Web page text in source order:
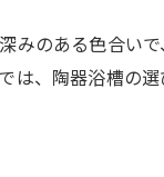
みのある色合い
は、陶器浴槽の